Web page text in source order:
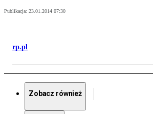
Publikacja: 23.01.2014 07:30
rp.pl
Zobacz również